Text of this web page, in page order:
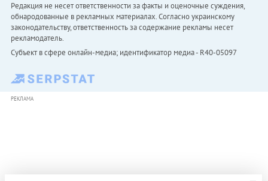
Редакция не несет ответственности за факты и оценочные суждения,
обнародованные в рекламных материалах. Согласно украинскому
законодательству, ответственность за содержание рекламы несет
рекламодатель.
Субъект в сфере онлайн-медиа; идентификатор медиа - R40-05097
РЕКЛАМА